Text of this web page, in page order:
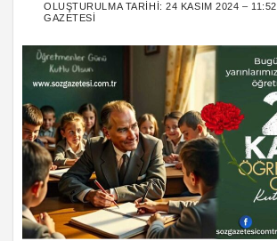
OLUŞTURULMA TARIHI:24 KASIM 2024 – 11:52
GAZETESI